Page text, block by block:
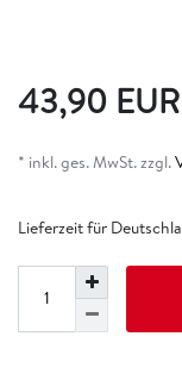
43,90 EUR
* inkl. ges. MwSt. zzgl.
Lieferzeit für